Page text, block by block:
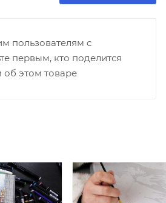
пользователям с
первым, кто поделится
этом товаре